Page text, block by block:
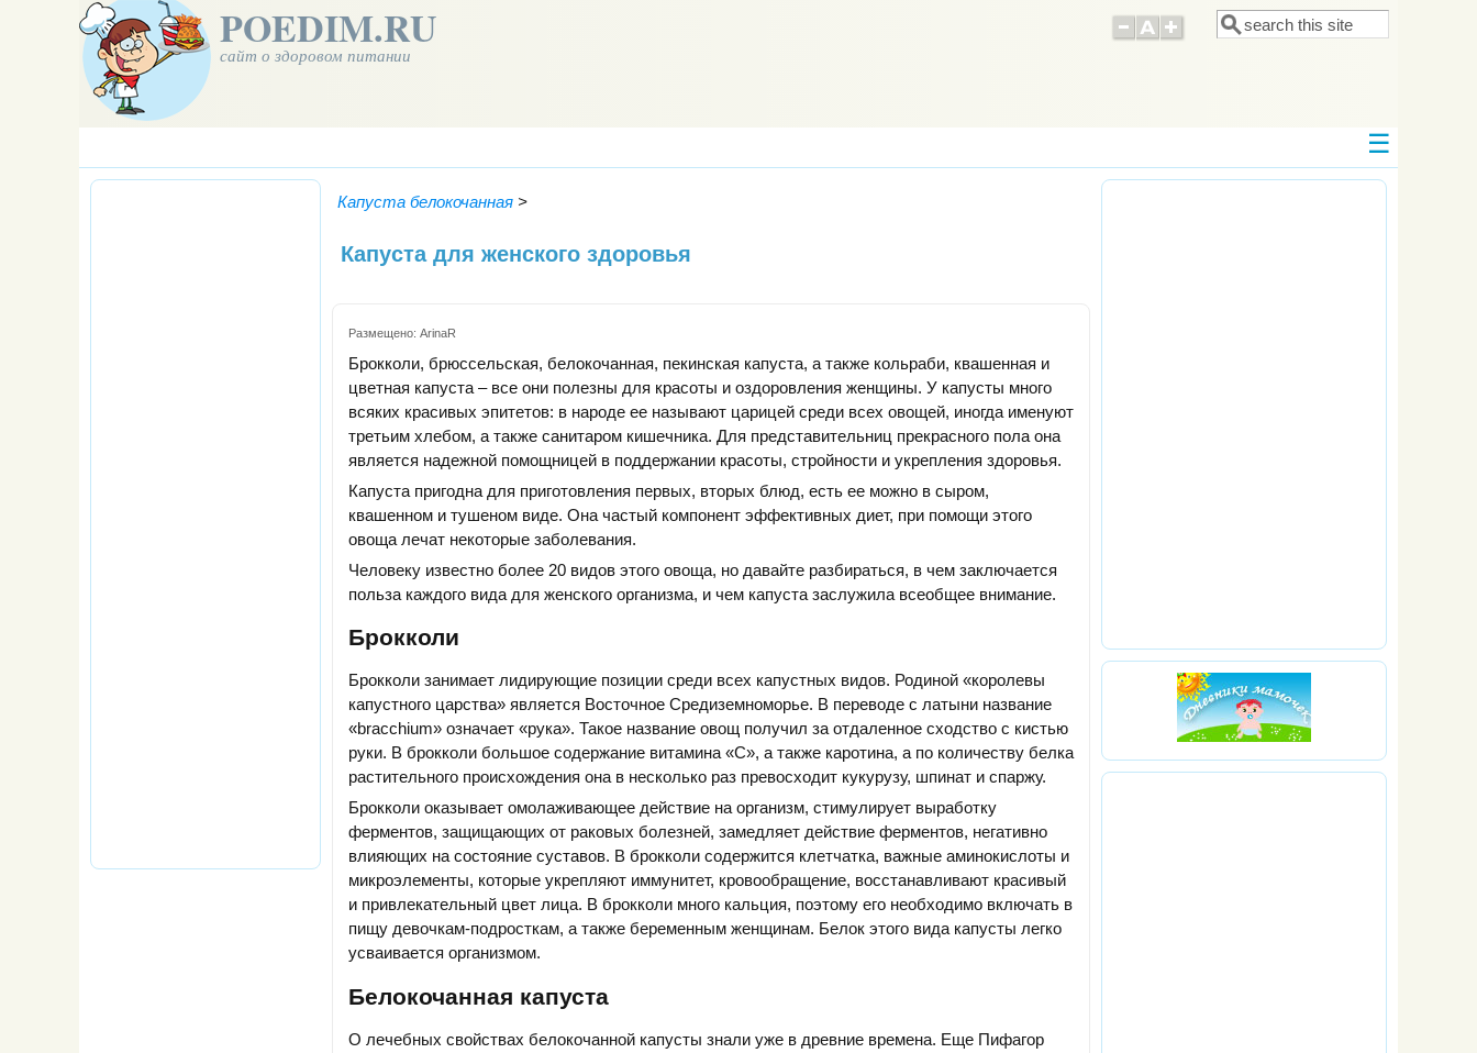
POEDIM.RU
сайт о здоровом питании
Форма поиска
Поиск
Капуста белокочанная >
Капуста для женского здоровья
Размещено: ArinaR
Брокколи, брюссельская, белокочанная, пекинская капуста, а также кольраби, квашенная и
цветная капуста – все они полезны для красоты и оздоровления женщины. У капусты много
всяких красивых эпитетов: в народе ее называют царицей среди всех овощей, иногда именуют
третьим хлебом, а также санитаром кишечника. Для представительниц прекрасного пола она
является надежной помощницей в поддержании красоты, стройности и укрепления здоровья.
Капуста пригодна для приготовления первых, вторых блюд, есть ее можно в сыром,
квашенном и тушеном виде. Она частый компонент эффективных диет, при помощи этого
овоща лечат некоторые заболевания.
Человеку известно более 20 видов этого овоща, но давайте разбираться, в чем заключается
польза каждого вида для женского организма, и чем капуста заслужила всеобщее внимание.
Брокколи
Брокколи занимает лидирующие позиции среди всех капустных видов. Родиной «королевы
капустного царства» является Восточное Средиземноморье. В переводе с латыни название
«bracchium» означает «рука». Такое название овощ получил за отдаленное сходство с кистью
руки. В брокколи большое содержание витамина «С», а также каротина, а по количеству белка
растительного происхождения она в несколько раз превосходит кукурузу, шпинат и спаржу.
Брокколи оказывает омолаживающее действие на организм, стимулирует выработку
ферментов, защищающих от раковых болезней, замедляет действие ферментов, негативно
влияющих на состояние суставов. В брокколи содержится клетчатка, важные аминокислоты и
микроэлементы, которые укрепляют иммунитет, кровообращение, восстанавливают красивый
и привлекательный цвет лица. В брокколи много кальция, поэтому его необходимо включать в
пищу девочкам-подросткам, а также беременным женщинам. Белок этого вида капусты легко
усваивается организмом.
Белокочанная капуста
О лечебных свойствах белокочанной капусты знали уже в древние времена. Еще Пифагор